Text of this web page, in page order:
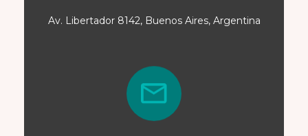
Av. Libertador 8142, Buenos Aires, Argentina